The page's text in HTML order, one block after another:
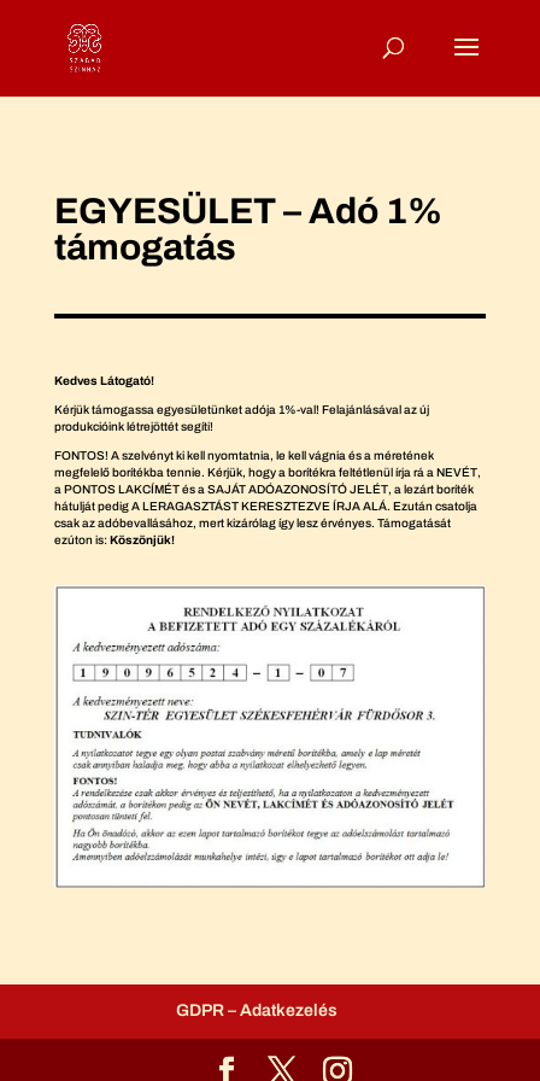
EGYESÜLET – Adó 1%
támogatás
Kedves Látogató!
Kérjük támogassa egyesületünket adója 1%-val! Felajánlásával az új
produkcióink létrejöttét segíti!
FONTOS! A szelvényt ki kell nyomtatnia, le kell vágnia és a méretének
megfelelő borítékba tennie. Kérjük, hogy a borítékra feltétlenül írja rá a NEVÉT,
a PONTOS LAKCÍMÉT és a SAJÁT ADÓAZONOSÍTÓ JELÉT, a lezárt boríték
hátulját pedig A LERAGASZTÁST KERESZTEZVE ÍRJA ALÁ. Ezután csatolja
csak az adóbevallásához, mert kizárólag így lesz érvényes. Támogatását
ezúton is:Köszönjük!
GDPR – Adatkezelés